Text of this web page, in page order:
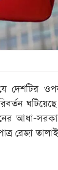
দেশটির
আধা-
রেজা